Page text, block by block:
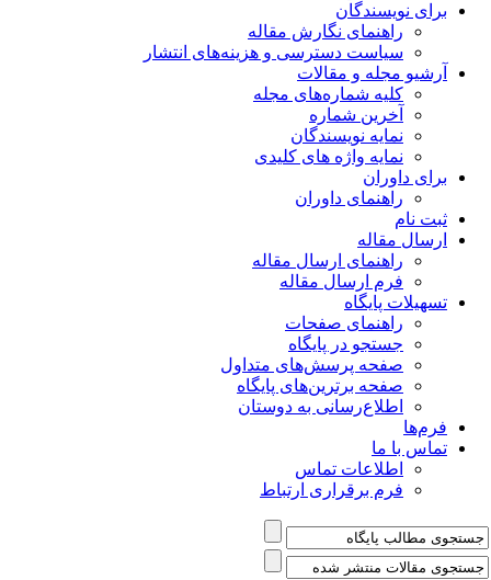
برای نویسندگان
راهنمای نگارش مقاله
سیاست دسترسی و هزینه‌های انتشار
آرشیو مجله و مقالات
کلیه شماره‌های مجله
آخرین شماره
نمایه نویسندگان
نمایه واژه های کلیدی
برای داوران
راهنمای داوران
ثبت نام
ارسال مقاله
راهنمای ارسال مقاله
فرم ارسال مقاله
تسهیلات پایگاه
راهنمای صفحات
جستجو در پایگاه
صفحه پرسش‌های متداول
صفحه برترین‌های پایگاه
اطلاع‌رسانی به دوستان
فرم‌ها
تماس با ما
اطلاعات تماس
فرم برقراری ارتباط